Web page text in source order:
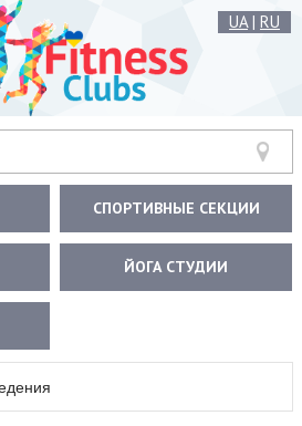
UA| RU
СПОРТИВНЫЕ СЕКЦИИ
ЙОГА СТУДИИ